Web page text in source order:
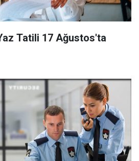
Tatili 17 Ağustos'ta